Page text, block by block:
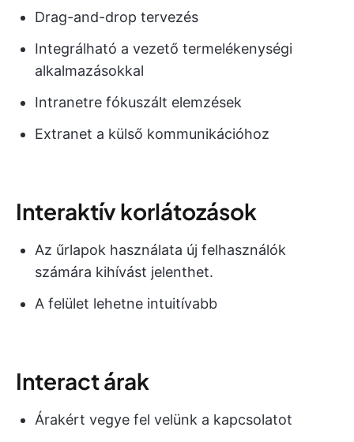
Drag-and-drop tervezés
Integrálható a vezető termelékenységi
alkalmazásokkal
Intranetre fókuszált elemzések
Extranet a külső kommunikációhoz
Interaktív korlátozások
Az űrlapok használata új felhasználók
számára kihívást jelenthet.
A felület lehetne intuitívabb
Interact árak
Árakért vegye fel velünk a kapcsolatot